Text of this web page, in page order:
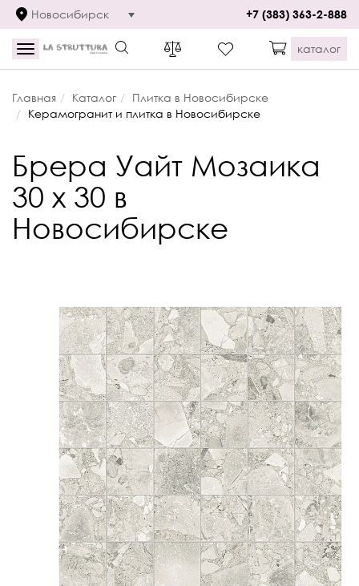
Новосибирск +7 (383) 363-2-888
Toggle
navigation
каталог
Главная Каталог
Плитка в Новосибирске
Керамогранит и плитка в Новосибирске
Брера Уайт Мозаика
30 x 30 в
Новосибирске